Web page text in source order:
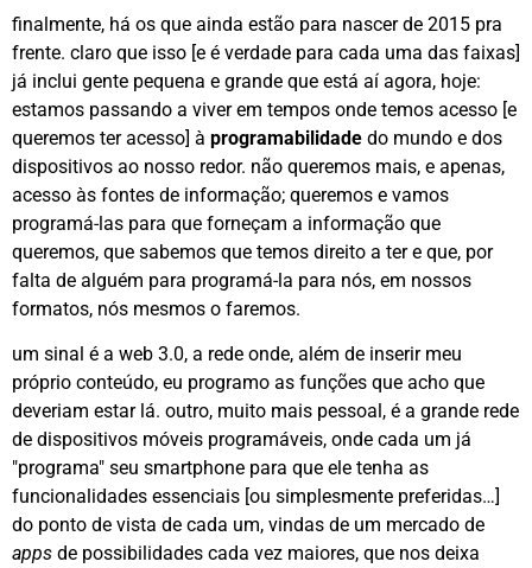
finalmente, há os que ainda estão para nascer de 2015 pra
frente. claro que isso [e é verdade para cada uma das faixas]
já inclui gente pequena e grande que está aí agora, hoje:
estamos passando a viver em tempos onde temos acesso [e
queremos ter acesso] à programabilidade do mundo e dos
dispositivos ao nosso redor. não queremos mais, e apenas,
acesso às fontes de informação; queremos e vamos
programá-las para que forneçam a informação que
queremos, que sabemos que temos direito a ter e que, por
falta de alguém para programá-la para nós, em nossos
formatos, nós mesmos o faremos.
um sinal é a web 3.0, a rede onde, além de inserir meu
próprio conteúdo, eu programo as funções que acho que
deveriam estar lá. outro, muito mais pessoal, é a grande rede
de dispositivos móveis programáveis, onde cada um já
"programa" seu smartphone para que ele tenha as
funcionalidades essenciais [ou simplesmente preferidas…]
do ponto de vista de cada um, vindas de um mercado de
apps de possibilidades cada vez maiores, que nos deixa